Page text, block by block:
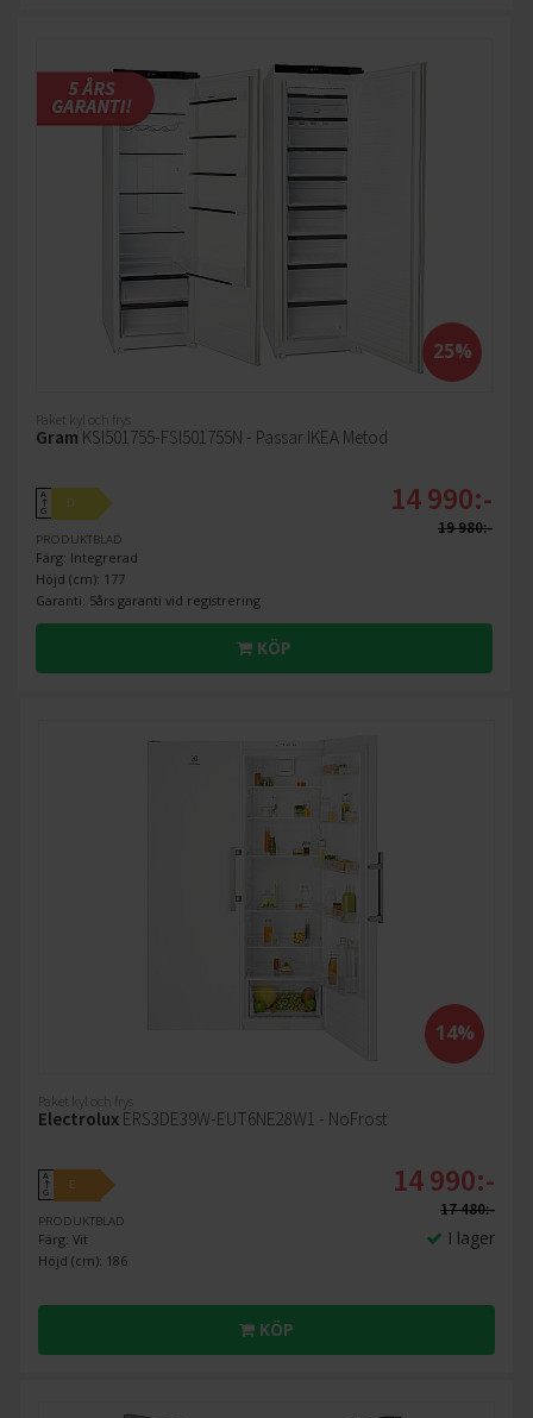
25%
Paket kyl och frys
Gram KSI501755-FSI501755N - Passar IKEA Metod
A
↑
G
D
PRODUKTBLAD
Färg: Integrerad
Höjd (cm): 177
Garanti: 5års garanti vid registrering
14 990:-
19 980:-
KÖP
14%
Paket kyl och frys
Electrolux ERS3DE39W-EUT6NE28W1 - NoFrost
A
↑
G
E
PRODUKTBLAD
Färg: Vit
Höjd (cm): 186
14 990:-
17 480:-
I lager
KÖP